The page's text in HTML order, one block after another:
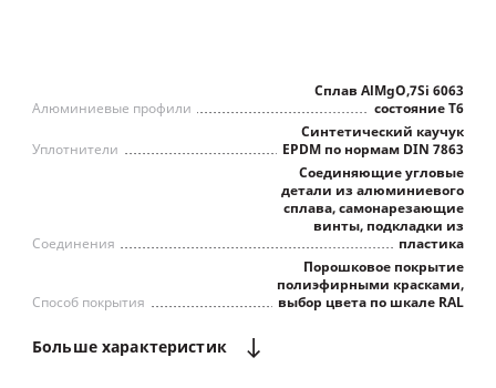
Сплав AlMgO,7Si 6063
состояние Т6
Алюминиевые профили
Синтетический каучук
EPDM по нормам DIN 7863
Уплотнители
Соединяющие угловые
детали из алюминиевого
сплава, самонарезающие
винты, подкладки из
пластика
Соединения
Порошковое покрытие
полиэфирными красками,
выбор цвета по шкале RAL
Способ покрытия
Максимальное светопропускание
Большехарактеристик